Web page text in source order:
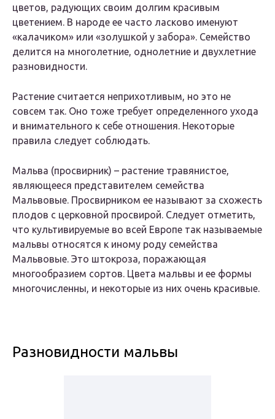
цветов, радующих своим долгим красивым
цветением. В народе ее часто ласково именуют
«калачиком» или «золушкой у забора». Семейство
делится на многолетние, однолетние и двухлетние
разновидности.
Растение считается неприхотливым, но это не
совсем так. Оно тоже требует определенного ухода
и внимательного к себе отношения. Некоторые
правила следует соблюдать.
Мальва (просвирник) – растение травянистое,
являющееся представителем семейства
Мальвовые. Просвирником ее называют за схожесть
плодов с церковной просвирой. Следует отметить,
что культивируемые во всей Европе так называемые
мальвы относятся к иному роду семейства
Мальвовые. Это штокроза, поражающая
многообразием сортов. Цвета мальвы и ее формы
многочисленны, и некоторые из них очень красивые.
Разновидности мальвы